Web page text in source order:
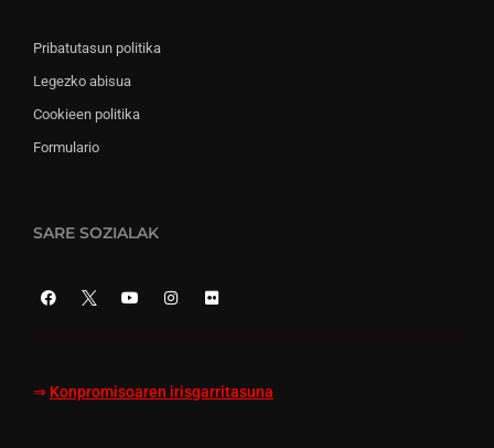
Pribatutasun politika
Legezko abisua
Cookieen politika
Formulario
SARE SOZIALAK
⇒ Konpromisoaren irisgarritasuna